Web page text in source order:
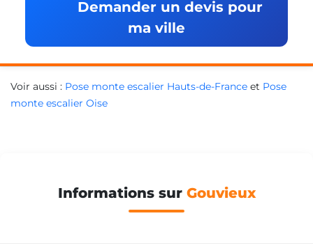
Demander un devis pour
ma ville
Voir aussi : Pose monte escalier Hauts-de-France et Pose
monte escalier Oise
Informations sur Gouvieux